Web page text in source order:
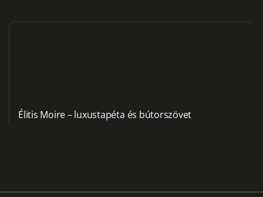
Élitis Moire – luxustapéta és bútorszövet